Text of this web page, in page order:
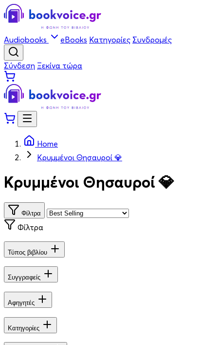
Audiobooks eBooks Κατηγορίες Συνδρομές
Σύνδεση Ξεκίνα τώρα
Home
Κρυμμένοι Θησαυροί 💎
Κρυμμένοι Θησαυροί 💎
Φίλτρα
Φίλτρα
Τύπος βιβλίου
Συγγραφείς
Αφηγητές
Κατηγορίες